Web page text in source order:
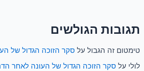
תגובות הגולשים
טימטום זה הגבולעלסקר הזוכה הגדול של
לוליעלסקר הזוכה הגדול של העונה לאחר